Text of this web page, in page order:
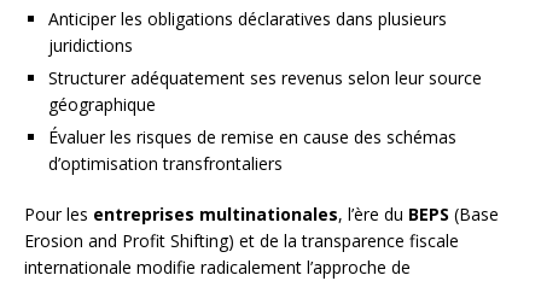
Anticiper les obligations déclaratives dans plusieurs
juridictions
Structurer adéquatement ses revenus selon leur source
géographique
Évaluer les risques de remise en cause des schémas
d’optimisation transfrontaliers
Pour les entreprises multinationales, l’ère du BEPS (Base
Erosion and Profit Shifting) et de la transparence fiscale
internationale modifie radicalement l’approche de